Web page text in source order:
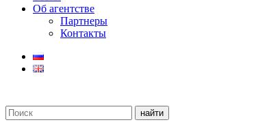
Об агентстве
Партнеры
Контакты